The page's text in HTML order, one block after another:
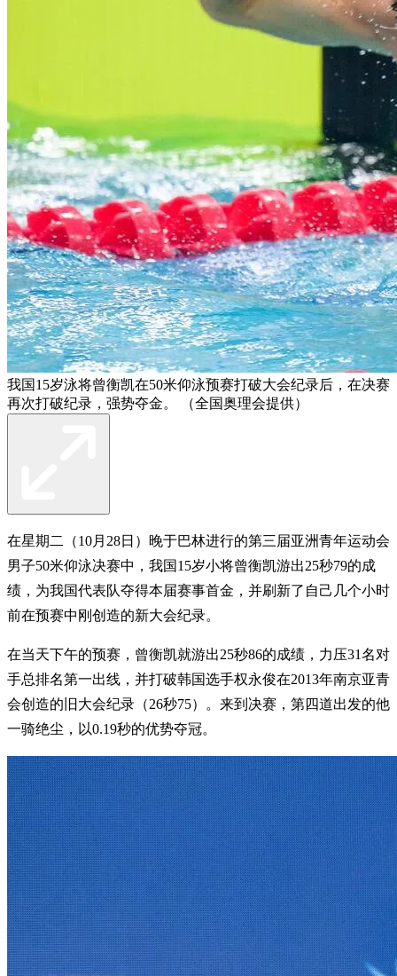
我国15岁泳将曾衡凯在50米仰泳预赛打破大会纪录后，在决赛
再次打破纪录，强势夺金。 （全国奥理会提供）
在星期二（10月28日）晚于巴林进行的第三届亚洲青年运动会
男子50米仰泳决赛中，我国15岁小将曾衡凯游出25秒79的成
绩，为我国代表队夺得本届赛事首金，并刷新了自己几个小时
前在预赛中刚创造的新大会纪录。
在当天下午的预赛，曾衡凯就游出25秒86的成绩，力压31名对
手总排名第一出线，并打破韩国选手权永俊在2013年南京亚青
会创造的旧大会纪录（26秒75）。来到决赛，第四道出发的他
一骑绝尘，以0.19秒的优势夺冠。